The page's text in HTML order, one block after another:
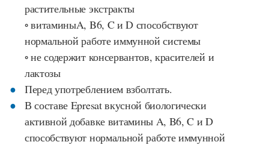
растительные экстракты
◦ витаминыA, B6, C и D способствуют
нормальной работе иммунной системы
◦ не содержит консервантов, красителей и
лактозы
Перед употреблением взболтать.
В составе Epresat вкусной биологически
активной добавке витамины A, B6, C и D
способствуют нормальной работе иммунной